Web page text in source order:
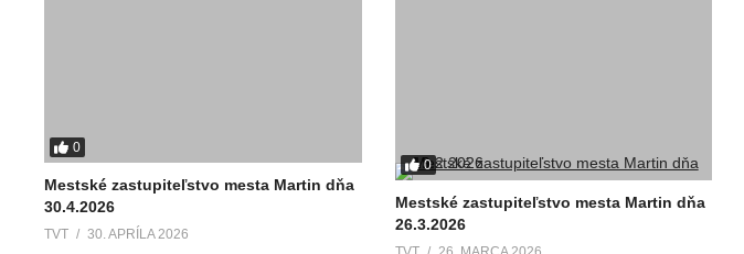
0
Mestské zastupiteľstvo mesta Martin dňa
30.4.2026
TVT 30. APRÍLA 2026
0
Mestské zastupiteľstvo mesta Martin dňa
26.3.2026